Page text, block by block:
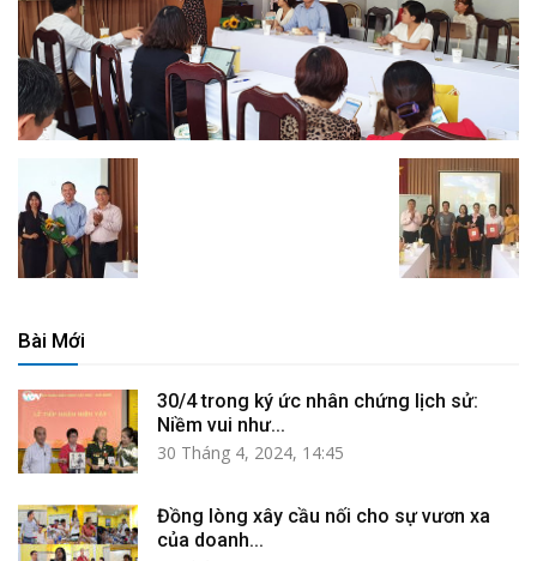
Bài Mới
30/4 trong ký ức nhân chứng lịch sử:
Niềm vui như...
30 Tháng 4, 2024, 14:45
Đồng lòng xây cầu nối cho sự vươn xa
của doanh...